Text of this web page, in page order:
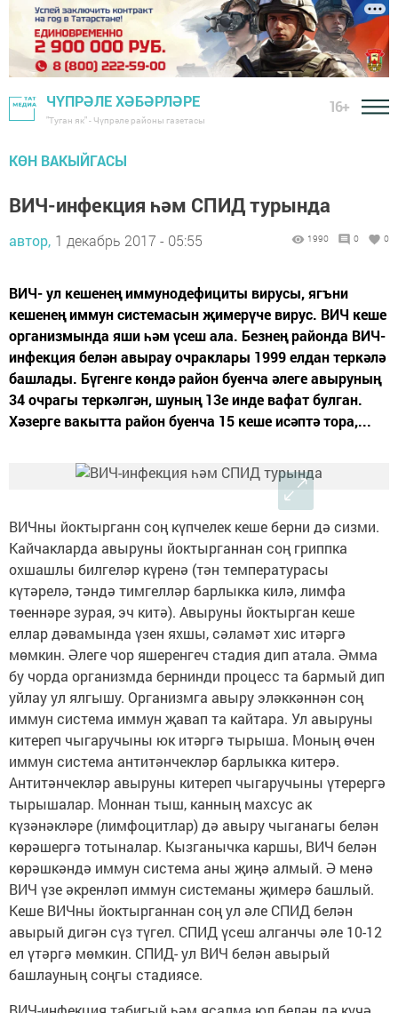
ЧҮПРӘЛЕ ХӘБӘРЛӘРЕ
"Туган як" - Чүпрәле районы газетасы
16+
КӨН ВАКЫЙГАСЫ
ВИЧ-инфекция һәм СПИД турында
автор, 1 декабрь 2017 - 05:55 1990 0 0
ВИЧ- ул кешенең иммунодефициты вирусы, ягъни
кешенең иммун системасын җимерүче вирус. ВИЧ кеше
организмында яши һәм үсеш ала. Безнең районда ВИЧ-
инфекция белән авырау очраклары 1999 елдан теркәлә
башлады. Бүгенге көндә район буенча әлеге авыруның
34 очрагы теркәлгән, шуның 13е инде вафат булган.
Хәзерге вакытта район буенча 15 кеше исәптә тора,...
ВИЧны йоктырганн соң күпчелек кеше берни дә сизми.
Кайчакларда авыруны йоктырганнан соң гриппка
охшашлы билгеләр күренә (тән температурасы
күтәрелә, тәндә тимгелләр барлыкка килә, лимфа
төеннәре зурая, эч китә). Авыруны йоктырган кеше
еллар дәвамында үзен яхшы, сәламәт хис итәргә
мөмкин. Әлеге чор яшеренгеч стадия дип атала. Әмма
бу чорда организмда бернинди процесс та бармый дип
уйлау ул ялгышу. Организмга авыру эләккәннән соң
иммун система иммун җавап та кайтара. Ул авыруны
китереп чыгаручыны юк итәргә тырыша. Моның өчен
иммун система антитәнчекләр барлыкка китерә.
Антитәнчекләр авыруны китереп чыгаручыны үтерергә
тырышалар. Моннан тыш, канның махсус ак
күзәнәкләре (лимфоцитлар) дә авыру чыганагы белән
көрәшергә тотыналар. Кызганычка каршы, ВИЧ белән
көрәшкәндә иммун система аны җиңә алмый. Ә менә
ВИЧ үзе әкренләп иммун системаны җимерә башлый.
Кеше ВИЧны йоктырганнан соң ул әле СПИД белән
авырый дигән сүз түгел. СПИД үсеш алганчы әле 10-12
ел үтәргә мөмкин. СПИД- ул ВИЧ белән авырый
башлауның соңгы стадиясе.